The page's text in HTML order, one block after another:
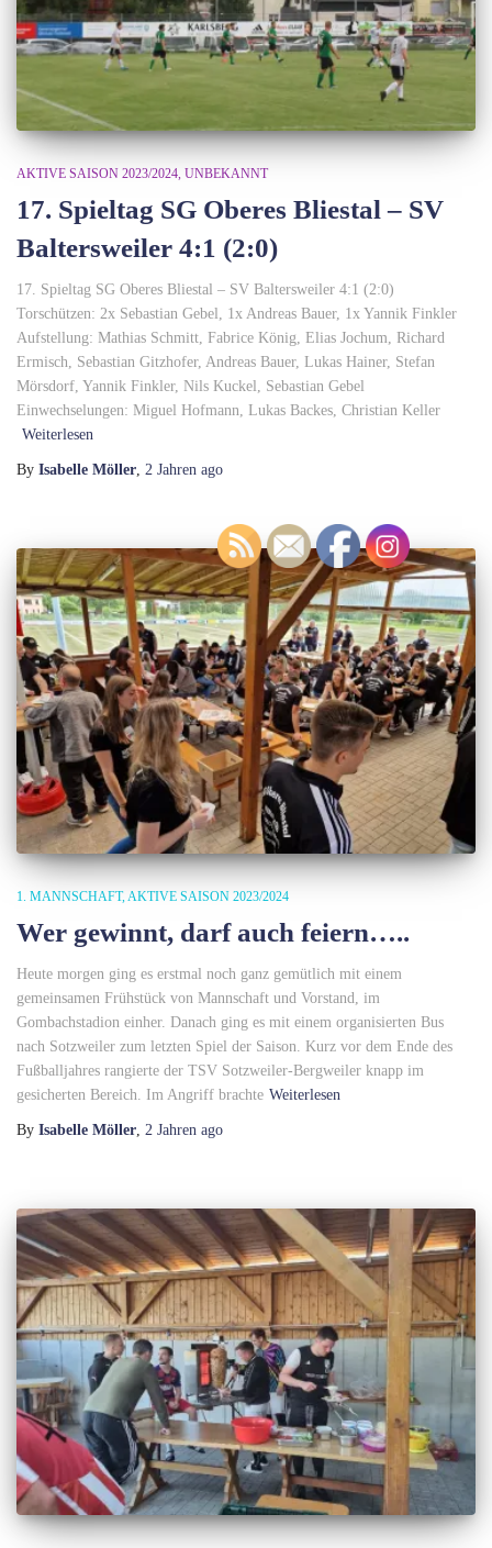
AKTIVE SAISON 2023/2024 UNBEKANNT
17. Spieltag SG Oberes Bliestal – SV
Baltersweiler 4:1 (2:0)
17. Spieltag SG Oberes Bliestal – SV Baltersweiler 4:1 (2:0)
Torschützen: 2x Sebastian Gebel, 1x Andreas Bauer, 1x Yannik Finkler
Aufstellung: Mathias Schmitt, Fabrice König, Elias Jochum, Richard
Ermisch, Sebastian Gitzhofer, Andreas Bauer, Lukas Hainer, Stefan
Mörsdorf, Yannik Finkler, Nils Kuckel, Sebastian Gebel
Einwechselungen: Miguel Hofmann, Lukas Backes, Christian Keller
Weiterlesen
By Isabelle Möller 2 Jahren ago
1. MANNSCHAFT AKTIVE SAISON 2023/2024
Wer gewinnt, darf auch feiern…..
Heute morgen ging es erstmal noch ganz gemütlich mit einem
gemeinsamen Frühstück von Mannschaft und Vorstand, im
Gombachstadion einher. Danach ging es mit einem organisierten Bus
nach Sotzweiler zum letzten Spiel der Saison. Kurz vor dem Ende des
Fußballjahres rangierte der TSV Sotzweiler-Bergweiler knapp im
gesicherten Bereich. Im Angriff brachte Weiterlesen
By Isabelle Möller, 2 Jahren ago